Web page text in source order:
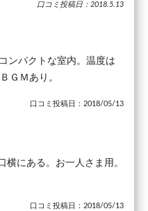
口コミ投稿日：2018.5.13
ンパクトな室内。温度は
ＧＭあり。
口コミ投稿日：2018/05/13
横にある。お一人さま用。
口コミ投稿日：2018/05/13